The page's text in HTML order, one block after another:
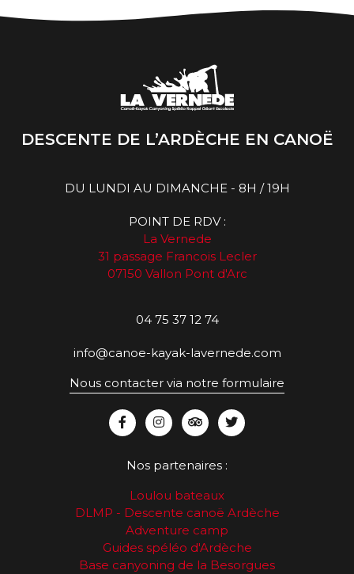
DESCENTE DE L’ARDÈCHE EN CANOË
DU LUNDI AU DIMANCHE - 8H / 19H
POINT DE RDV :
La Vernede
31 passage Francois Lecler
07150 Vallon Pont d'Arc
04 75 37 12 74
info@canoe-kayak-lavernede.com
Nous contacter via notre formulaire
Nos partenaires :
Loulou bateaux
DLMP - Descente canoë Ardèche
Adventure camp
Guides spéléo d'Ardèche
Base canyoning de la Besorgues